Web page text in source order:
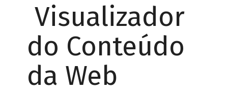
Visualizador
do Conteúdo
da Web